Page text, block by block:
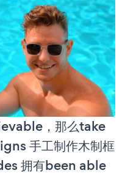
，那么take
手工制作木制框
拥有been able